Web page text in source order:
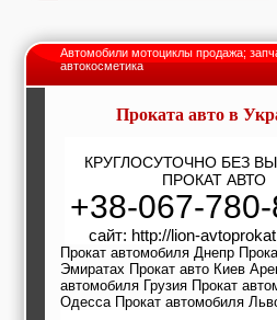
Окна, стекло,
витражи, входные
фасады
тренинги, семинары,
квалификации
Промышленное
оборудование:
заводы, предприятия,
фабрики, легкая
промышленность,
металлургия
Автомобили мотоциклы продажа;
автокосметика
Проката авто в
КРУГЛОСУТОЧНО БЕЗ
ПРОКАТ АВТО
+38-067-
сайт: http://lion-
Прокат автомобиля Днепр
Эмиратах Прокат авто Киев
автомобиля Грузия Прокат
Одесса Прокат автомобиля